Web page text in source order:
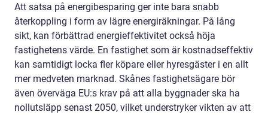
Att satsa på energibesparing ger inte bara snabb
återkoppling i form av lägre energiräkningar. På lång
sikt, kan förbättrad energieffektivitet också höja
fastighetens värde. En fastighet som är kostnadseffektiv
kan samtidigt locka fler köpare eller hyresgäster i en allt
mer medveten marknad. Skånes fastighetsägare bör
även överväga EU:s krav på att alla byggnader ska ha
nollutsläpp senast 2050, vilket understryker vikten av att